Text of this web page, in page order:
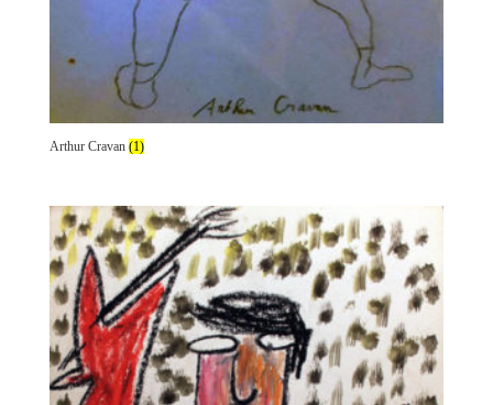
Arthur Cravan (1)